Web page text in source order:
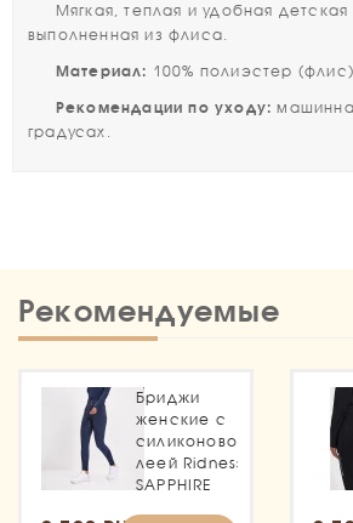
Мягкая, теплая и удобная
выполненная из флиса.
Материал: 100% полиэстер
Рекомендации по уходу:
градусах.
Рекомендуемые
Бриджи
женские с
силиконовой
леей Ridness
SAPPHIRE